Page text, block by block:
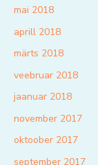
mai 2018
aprill 2018
märts 2018
veebruar 2018
jaanuar 2018
november 2017
oktoober 2017
september 2017